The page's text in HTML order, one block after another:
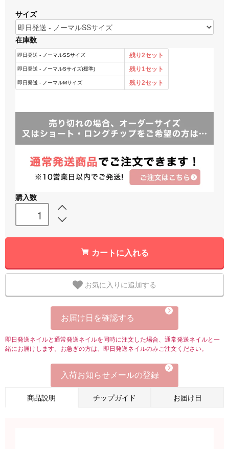
サイズ
在庫数
購入数
カートに入れる
お気に入りに追加する
お届け日を確認する
即日発送ネイルと通常発送ネイルを同時に注文した場合、通常発送ネイルと一
緒にお届けします。お急ぎの方は、即日発送ネイルのみご注文ください。
入荷お知らせメールの登録
商品説明 チップガイド お届け日